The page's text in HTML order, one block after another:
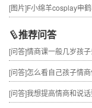
[图片]F小绵羊cosplay申
推荐问答
[问答]情商课一般几岁孩子
[问答]怎么看自己孩子情
[问答]我想提高情商和说话